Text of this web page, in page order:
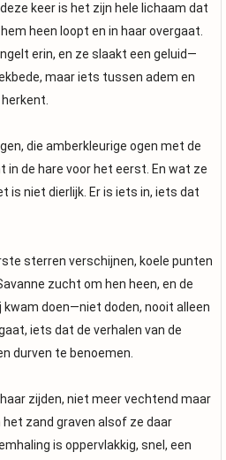
keer is het zijn hele lichaam dat
heen loopt en in haar overgaat.
erin, en ze slaakt een geluid—
maar iets tussen adem en
die amberkleurige ogen met de
in de hare voor het eerst. En wat ze
is niet dierlijk. Er is iets in, iets dat
sterren verschijnen, koele punten
zucht om hen heen, en de
kwam doen—niet doden, nooit alleen
iets dat de verhalen van de
durven te benoemen.
zijden, niet meer vechtend maar
het zand graven alsof ze daar
is oppervlakkig, snel, een